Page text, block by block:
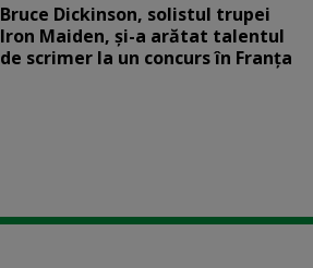
Bruce Dickinson, solistul trupei
Iron Maiden, şi-a arătat talentul
de scrimer la un concurs în Franţa